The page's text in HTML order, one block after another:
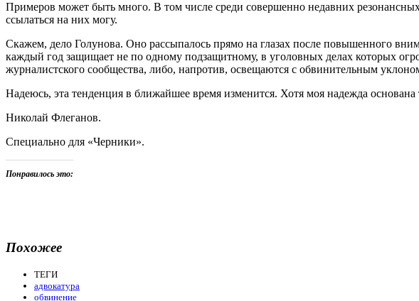
Примеров может быть много. В том числе среди совершенно недавних
ссылаться на них могу.
Скажем, дело Голунова. Оно рассыпалось прямо на глазах после повышенного
каждый год защищает не по одному подзащитному, в уголовных делах которых
журналистского сообщества, либо, напротив, освещаются с обвинительным
Надеюсь, эта тенденция в ближайшее время изменится. Хотя моя надежда
Николай Флеганов.
Специально для «Черники».
Понравилось это:
Похожее
ТЕГИ
адвокатура
обвинение